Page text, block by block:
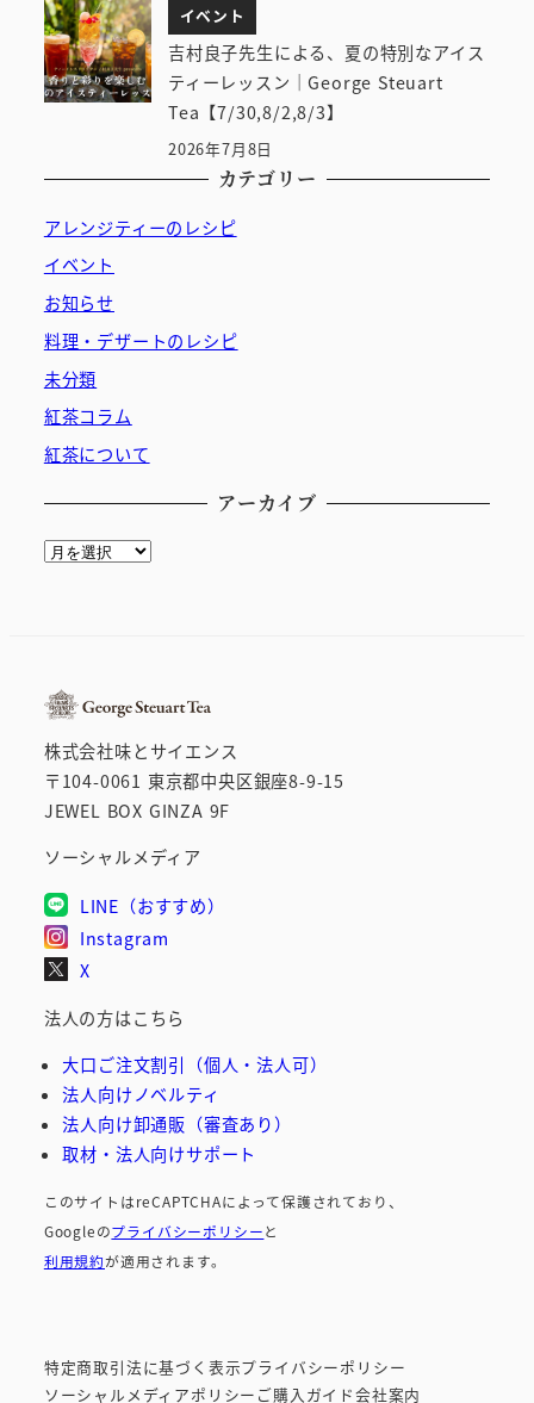
イベント
吉村良子先生による、夏の特別なアイス
ティーレッスン｜George Steuart
Tea【7/30,8/2,8/3】
2026年7月8日
カテゴリー
アレンジティーのレシピ
イベント
お知らせ
料理・デザートのレシピ
未分類
紅茶コラム
紅茶について
アーカイブ
ア
株式会社味とサイエンス
〒104-0061 東京都中央区銀座8-9-15
JEWEL BOX GINZA 9F
ソーシャルメディア
LINE（おすすめ）
Instagram
X
法人の方はこちら
大口ご注文割引（個人・法人可）
法人向けノベルティ
法人向け卸通販（審査あり）
取材・法人向けサポート
このサイトはreCAPTCHAによって保護されており、
Googleのプライバシーポリシーと
利用規約が適用されます。
特定商取引法に基づく表示プライバシーポリシー
ソーシャルメディアポリシー ご購入ガイド会社案内